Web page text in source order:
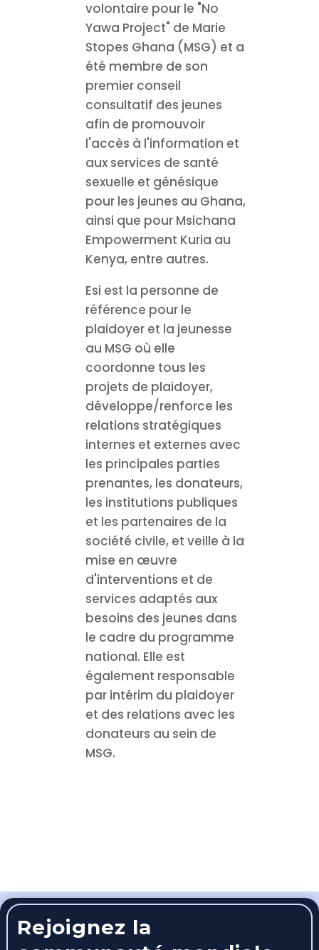
volontaire pour le "No
Yawa Project" de Marie
Stopes Ghana (MSG) et a
été membre de son
premier conseil
consultatif des jeunes
afin de promouvoir
l'accès à l'information et
aux services de santé
sexuelle et génésique
pour les jeunes au Ghana,
ainsi que pour Msichana
Empowerment Kuria au
Kenya, entre autres.
Esi est la personne de
référence pour le
plaidoyer et la jeunesse
au MSG où elle
coordonne tous les
projets de plaidoyer,
développe/renforce les
relations stratégiques
internes et externes avec
les principales parties
prenantes, les donateurs,
les institutions publiques
et les partenaires de la
société civile, et veille à la
mise en œuvre
d'interventions et de
services adaptés aux
besoins des jeunes dans
le cadre du programme
national. Elle est
également responsable
par intérim du plaidoyer
et des relations avec les
donateurs au sein de
MSG.
Rejoignez la